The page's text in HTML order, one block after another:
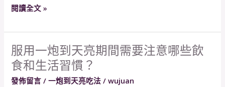
段
用？
當
哪
些
副
閱讀全文 »
服用一炮到天亮期間需要注意哪些飲
食和生活習慣？
發佈留言 /一炮到天亮吃法 /wujuan
服
用
一